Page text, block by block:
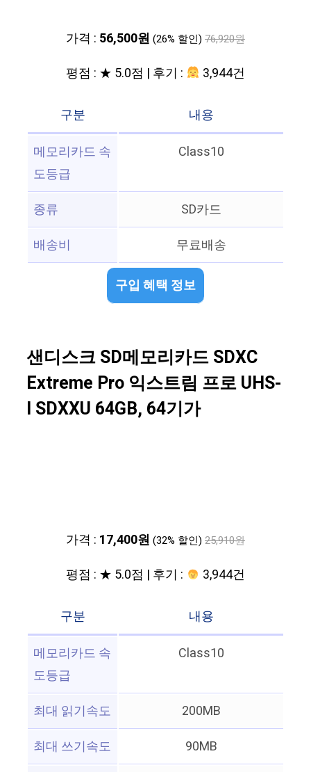
가격 : 56,500원 (26% 할인) 76,920원
평점 : ★ 5.0점 | 후기 : 3,944건
구분
내용
메모리카드 속
도등급
Class10
종류
SD카드
배송비
무료배송
구입 혜택 정보
샌디스크 SD메모리카드 SDXC
Extreme Pro 익스트림 프로 UHS-
I SDXXU 64GB, 64기가
가격 : 17,400원 (32% 할인) 25,910원
평점 : ★ 5.0점 | 후기 : 3,944건
구분
내용
메모리카드 속
도등급
Class10
최대 읽기속도
200MB
최대 쓰기속도
90MB